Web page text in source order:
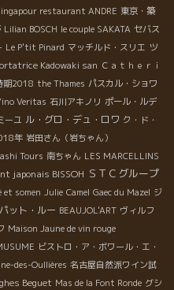
restaurant ANDRE 東京・築
Lilian BOSCH le couple SAKATA セバス
Le P'tit Pinard マッチルド・スリエ ツ
Kadowaki san Ｃａｔｈｅｒｉ
期2018 the Thames パスカル・ショワ
Veritas 石川アキノリ ポール・ルデ
ーユ ル・グロ・デュ・ロワ ク・ド・
年 岩田さん（岩ちゃん）
Tours 南ちゃん LES MARCELLINS
japonais BISSOH ＳＴＣグループ
et somen Julie Camel Gaec du Mazel ジ
ット・ルー BEAUJOL'ART ヴィルフ
Maison Jaune de vin rouge
ビストロ・ア・ボワール・エ・
des-Oullières 名古屋自然派ワイン試
Beguet Mas de la Font Ronde グシ